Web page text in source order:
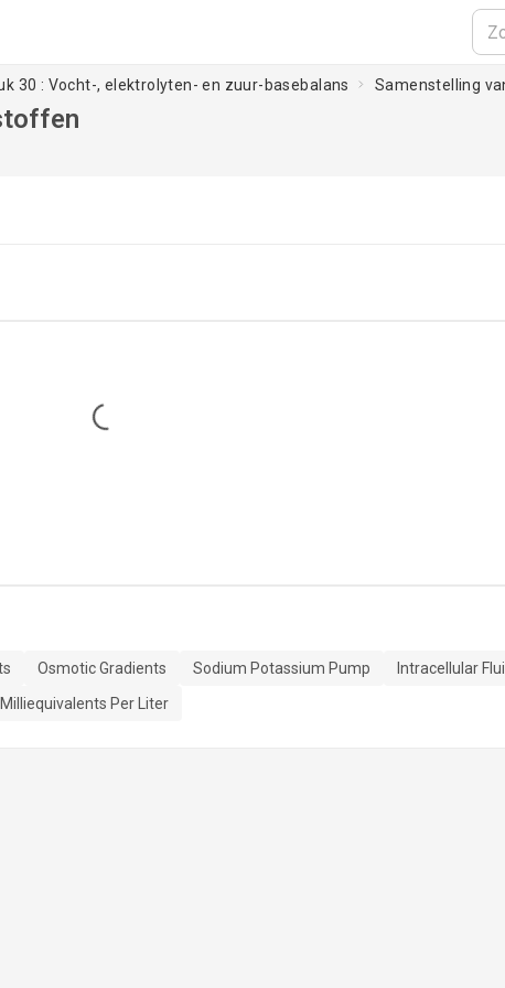
30 : Vocht-, elektrolyten- en zuur-basebalans Samenstelling
Loading...
Osmotic Gradients Sodium Potassium Pump
Intracellular
Milliequivalents Per Liter